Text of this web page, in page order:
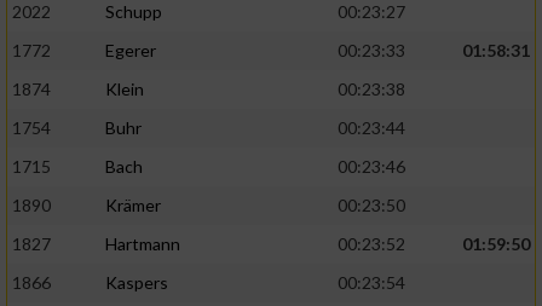
2022
Schupp
00:23:27
1772
Egerer 00:23:33
01:58:31
1874
Klein
00:23:38
1754
Buhr
00:23:44
1715
Bach
00:23:46
1890
Krämer
00:23:50
1827
Hartmann 00:23:52
01:59:50
1866
Kaspers
00:23:54